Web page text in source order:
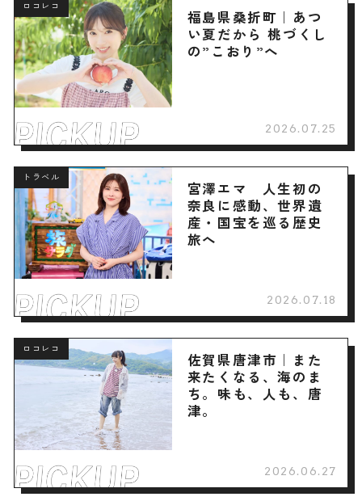
ロコレコ
福島県桑折町｜あつ
い夏だから 桃づくし
の”こおり”へ
2026.07.25
トラベル
宮澤エマ 人生初の
奈良に感動、世界遺
産・国宝を巡る歴史
旅へ
2026.07.18
ロコレコ
佐賀県唐津市｜また
来たくなる、海のま
ち。味も、人も、唐
津。
2026.06.27